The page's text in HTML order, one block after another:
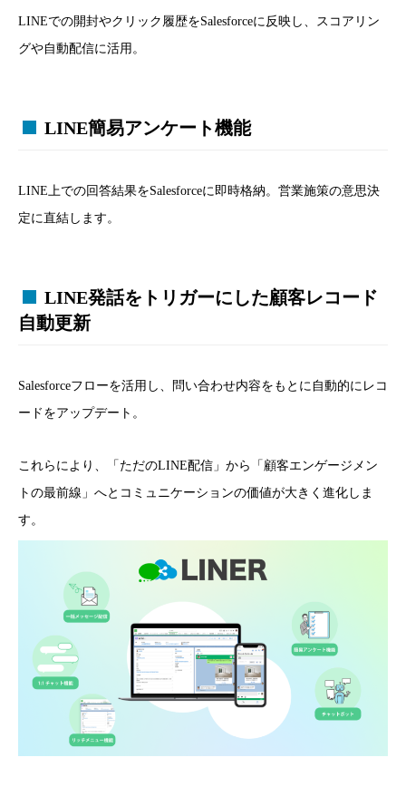
LINEでの開封やクリック履歴をSalesforceに反映し、スコアリン
グや自動配信に活用。
LINE簡易アンケート機能
LINE上での回答結果をSalesforceに即時格納。営業施策の意思決
定に直結します。
LINE発話をトリガーにした顧客レコード
自動更新
Salesforceフローを活用し、問い合わせ内容をもとに自動的にレコ
ードをアップデート。
これらにより、「ただのLINE配信」から「顧客エンゲージメン
トの最前線」へとコミュニケーションの価値が大きく進化しま
す。